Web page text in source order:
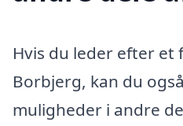
Hvis du leder efter
Borbjerg, kan du
muligheder i andre